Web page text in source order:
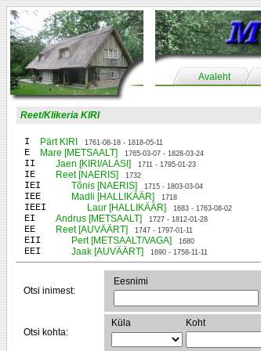
Avaleht
Reet/Klikeria KIRI
I Pärt KIRI 1761-08-18 - 1818-05-11
E Mare [METSAALT] 1765-03-07 - 1828-03-24
II Jaen [KIRI/ALASI] 1711 - 1795-01-23
IE Reet [NAERIS] 1732
IEI Tõnis [NAERIS] 1715 - 1803-03-04
IEE Madli [HALLIKÄÄR] 1718
IEEI Laur [HALLIKÄÄR] 1683 - 1763-08-02
EI Andrus [METSAALT] 1727 - 1812-01-28
EE Reet [AUVÄÄRT] 1747 - 1797-01-11
EII Pert [METSAALT/VAGA] 1680
EEI Jaak [AUVÄÄRT] 1690 - 1758-11-11
Otsi inimest:
Eesnimi
Otsi kohta:
Küla Koht